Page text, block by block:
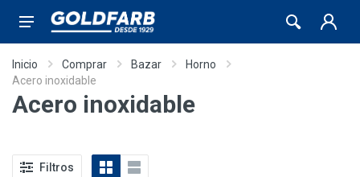
Inicio Comprar Bazar
Horno
Acero inoxidable
Acero inoxidable
Filtros